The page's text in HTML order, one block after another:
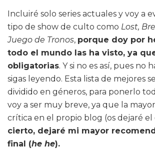
Incluiré solo series actuales y voy a
tipo de show de culto como Lost,
Juego de Tronos, porque doy por
todo el mundo las ha visto, ya
obligatorias. Y si no es así, pues no
sigas leyendo. Esta lista de mejores
dividido en géneros, para ponerlo
voy a ser muy breve, ya que la
crítica en el propio blog (os dejaré el
cierto, dejaré mi mayor
final (he he).